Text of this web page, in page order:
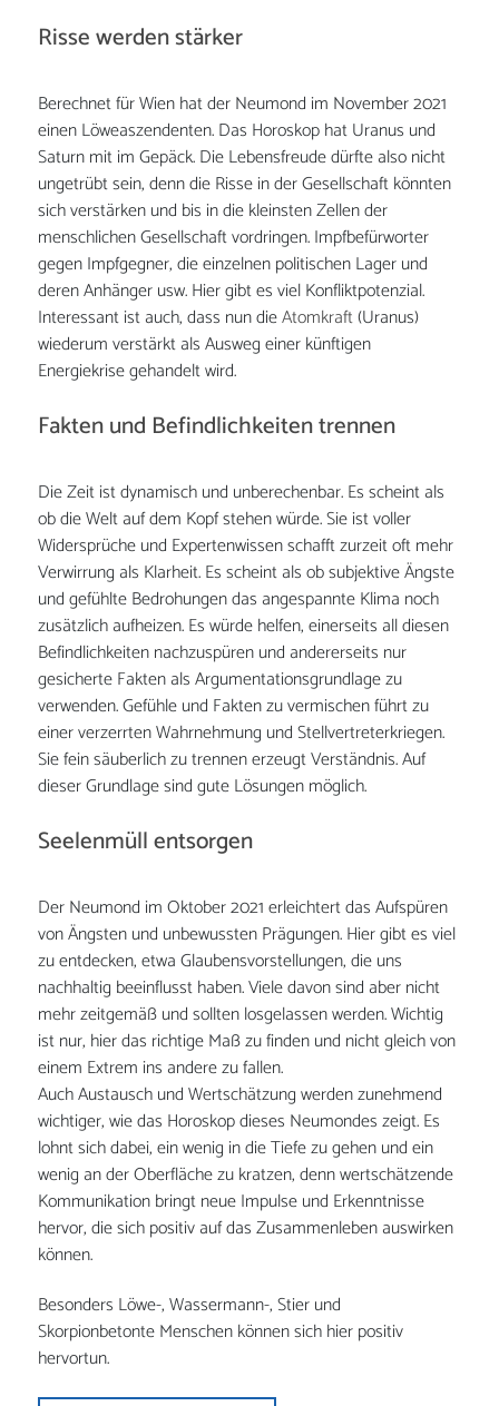
Risse werden stärker
Berechnet für Wien hat der Neumond im November 2021
einen Löweaszendenten. Das Horoskop hat Uranus und
Saturn mit im Gepäck. Die Lebensfreude dürfte also nicht
ungetrübt sein, denn die Risse in der Gesellschaft könnten
sich verstärken und bis in die kleinsten Zellen der
menschlichen Gesellschaft vordringen. Impfbefürworter
gegen Impfgegner, die einzelnen politischen Lager und
deren Anhänger usw. Hier gibt es viel Konfliktpotenzial.
Interessant ist auch, dass nun dieAtomkraft(Uranus)
wiederum verstärkt als Ausweg einer künftigen
Energiekrise gehandelt wird.
Fakten und Befindlichkeiten trennen
Die Zeit ist dynamisch und unberechenbar. Es scheint als
ob die Welt auf dem Kopf stehen würde. Sie ist voller
Widersprüche und Expertenwissen schafft zurzeit oft mehr
Verwirrung als Klarheit. Es scheint als ob subjektive Ängste
und gefühlte Bedrohungen das angespannte Klima noch
zusätzlich aufheizen. Es würde helfen, einerseits all diesen
Befindlichkeiten nachzuspüren und andererseits nur
gesicherte Fakten als Argumentationsgrundlage zu
verwenden. Gefühle und Fakten zu vermischen führt zu
einer verzerrten Wahrnehmung und Stellvertreterkriegen.
Sie fein säuberlich zu trennen erzeugt Verständnis. Auf
dieser Grundlage sind gute Lösungen möglich.
Seelenmüll entsorgen
Der Neumond im Oktober 2021 erleichtert das Aufspüren
von Ängsten und unbewussten Prägungen. Hier gibt es viel
zu entdecken, etwa Glaubensvorstellungen, die uns
nachhaltig beeinflusst haben. Viele davon sind aber nicht
mehr zeitgemäß und sollten losgelassen werden. Wichtig
ist nur, hier das richtige Maß zu finden und nicht gleich von
einem Extrem ins andere zu fallen.
Auch Austausch und Wertschätzung werden zunehmend
wichtiger, wie das Horoskop dieses Neumondes zeigt. Es
lohnt sich dabei, ein wenig in die Tiefe zu gehen und ein
wenig an der Oberfläche zu kratzen, denn wertschätzende
Kommunikation bringt neue Impulse und Erkenntnisse
hervor, die sich positiv auf das Zusammenleben auswirken
können.
Besonders Löwe-, Wassermann-, Stier und
Skorpionbetonte Menschen können sich hier positiv
hervortun.